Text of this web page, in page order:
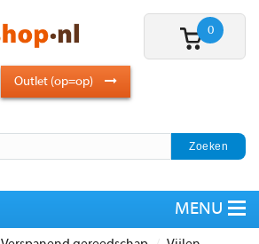
0
Outlet (op=op)